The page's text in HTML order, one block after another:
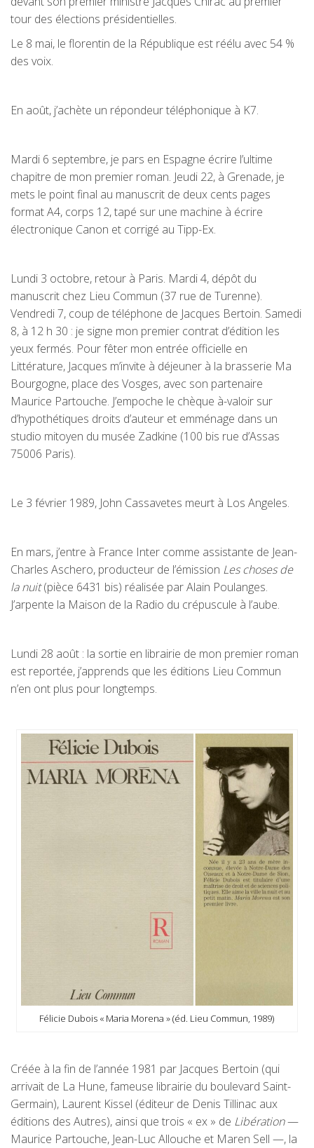
tour des élections présidentielles.
Le 8 mai, le florentin de la République est réélu avec 54 %
des voix.
En août, j’achète un répondeur téléphonique à K7.
Mardi 6 septembre, je pars en Espagne écrire l’ultime
chapitre de mon premier roman. Jeudi 22, à Grenade, je
mets le point final au manuscrit de deux cents pages
format A4, corps 12, tapé sur une machine à écrire
électronique Canon et corrigé au Tipp-Ex.
Lundi 3 octobre, retour à Paris. Mardi 4, dépôt du
manuscrit chez Lieu Commun (37 rue de Turenne).
Vendredi 7, coup de téléphone de Jacques Bertoin. Samedi
8, à 12 h 30 : je signe mon premier contrat d’édition les
yeux fermés. Pour fêter mon entrée officielle en
Littérature, Jacques m’invite à déjeuner à la brasserie Ma
Bourgogne, place des Vosges, avec son partenaire
Maurice Partouche. J’empoche le chèque à-valoir sur
d’hypothétiques droits d’auteur et emménage dans un
studio mitoyen du musée Zadkine (100 bis rue d’Assas
75006 Paris).
Le 3 février 1989, John Cassavetes meurt à Los Angeles.
En mars, j’entre à France Inter comme assistante de Jean-
Charles Aschero, producteur de l’émission Les choses de
la nuit(pièce 6431 bis) réalisée par Alain Poulanges.
J’arpente la Maison de la Radio du crépuscule à l’aube.
Lundi 28 août : la sortie en librairie de mon premier roman
est reportée, j’apprends que les éditions Lieu Commun
n’en ont plus pour longtemps.
Félicie Dubois « Maria Morena » (éd. Lieu Commun, 1989)
Créée à la fin de l’année 1981 par Jacques Bertoin (qui
arrivait de La Hune, fameuse librairie du boulevard Saint-
Germain), Laurent Kissel (éditeur de Denis Tillinac aux
éditions des Autres), ainsi que trois « ex » de Libération—
Maurice Partouche, Jean-Luc Allouche et Maren Sell —, la